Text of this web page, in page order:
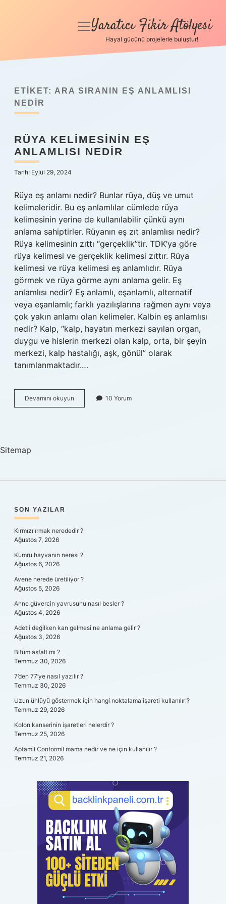
Anasayfa
Yasal Uyarı
menüyü
Yaratıcı Fikir Atölyesi
Hayal gücünü projelerle buluştur!
ETIKET: ARA SIRANIN EŞ ANLAMLISI
NEDIR
RÜYA KELIMESININ EŞ
ANLAMLISI NEDIR
Tarih: Eylül 29, 2024
Rüya eş anlamı nedir? Bunlar rüya, düş ve umut
kelimeleridir. Bu eş anlamlılar cümlede rüya
kelimesinin yerine de kullanılabilir çünkü aynı
anlama sahiptirler. Rüyanın eş zıt anlamlısı nedir?
Rüya kelimesinin zıttı “gerçeklik”tir. TDK’ya göre
rüya kelimesi ve gerçeklik kelimesi zıttır. Rüya
kelimesi ve rüya kelimesi eş anlamlıdır. Rüya
görmek ve rüya görme aynı anlama gelir. Eş
anlamlısı nedir? Eş anlamlı, eşanlamlı, alternatif
veya eşanlamlı; farklı yazılışlarına rağmen aynı veya
çok yakın anlamı olan kelimeler. Kalbin eş anlamlısı
nedir? Kalp, “kalp, hayatın merkezi sayılan organ,
duygu ve hislerin merkezi olan kalp, orta, bir şeyin
merkezi, kalp hastalığı, aşk, gönül” olarak
tanımlanmaktadır.…
Devamını okuyun
Kelimesinin
10 Yorum
Sitemap
SIDEBAR
SON YAZILAR
Kırmızı ırmak nerededir ?
Ağustos 7, 2026
Kumru hayvanın neresi ?
Ağustos 6, 2026
Avene nerede üretiliyor ?
Ağustos 5, 2026
Anne güvercin yavrusunu nasıl besler ?
Ağustos 4, 2026
Adetli değilken kan gelmesi ne anlama gelir ?
Ağustos 3, 2026
Bitüm asfalt mı ?
Temmuz 30, 2026
7’den 77’ye nasıl yazılır ?
Temmuz 30, 2026
Uzun ünlüyü göstermek için hangi noktalama işareti kullanılır ?
Temmuz 29, 2026
Kolon kanserinin işaretleri nelerdir ?
Temmuz 25, 2026
Aptamil Conformil mama nedir ve ne için kullanılır ?
Temmuz 21, 2026